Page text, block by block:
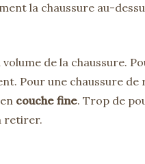
la chaussure au-
de la chaussure.
Pour une chaussure
couche fine. Trop de
retirer.